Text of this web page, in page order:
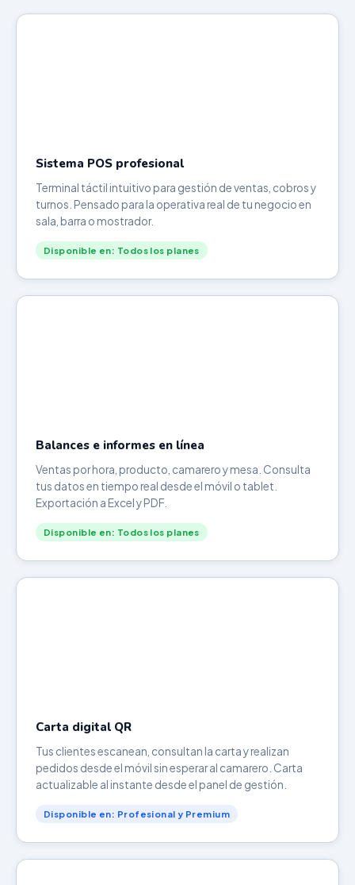
Sistema POS profesional
Terminal táctil intuitivo para gestión de ventas, cobros y
turnos. Pensado para la operativa real de tu negocio en
sala, barra o mostrador.
Disponible en: Todos los planes
Balances e informes en línea
Ventas por hora, producto, camarero y mesa. Consulta
tus datos en tiempo real desde el móvil o tablet.
Exportación a Excel y PDF.
Disponible en: Todos los planes
Carta digital QR
Tus clientes escanean, consultan la carta y realizan
pedidos desde el móvil sin esperar al camarero. Carta
actualizable al instante desde el panel de gestión.
Disponible en: Profesional y Premium